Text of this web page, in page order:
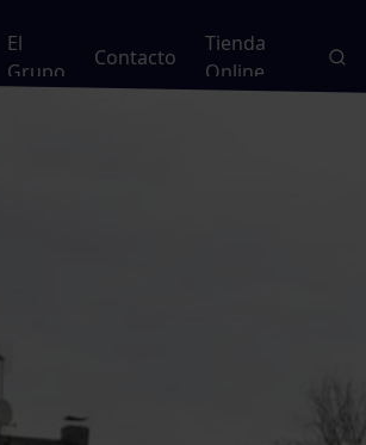
El
Grupo
Contacto
Tienda
Online